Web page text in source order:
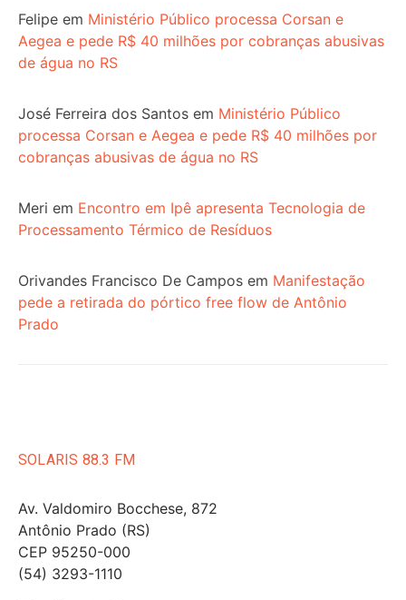
Felipe em Ministério Público processa Corsan e
Aegea e pede R$ 40 milhões por cobranças abusivas
de água no RS
José Ferreira dos Santos em Ministério Público
processa Corsan e Aegea e pede R$ 40 milhões por
cobranças abusivas de água no RS
Meri em Encontro em Ipê apresenta Tecnologia de
Processamento Térmico de Resíduos
Orivandes Francisco De Campos em Manifestação
pede a retirada do pórtico free flow de Antônio
Prado
SOLARIS 88.3 FM
Av. Valdomiro Bocchese, 872
Antônio Prado (RS)
CEP 95250-000
(54) 3293-1110